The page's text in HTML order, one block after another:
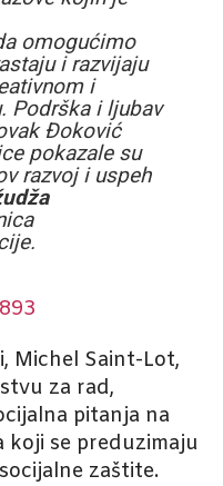
omogućimo
i razvijaju
i
Podrška i ljubav
Đoković
pokazale su
razvoj i uspeh
Michel Saint-Lot,
za rad,
pitanja na
koji se preduzimaju
zaštite.